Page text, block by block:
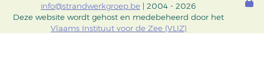
info@strandwerkgroep.be | 2004 - 2026
Deze website wordt gehost en medebeheerd door het
Vlaams Instituut voor de Zee (VLIZ)